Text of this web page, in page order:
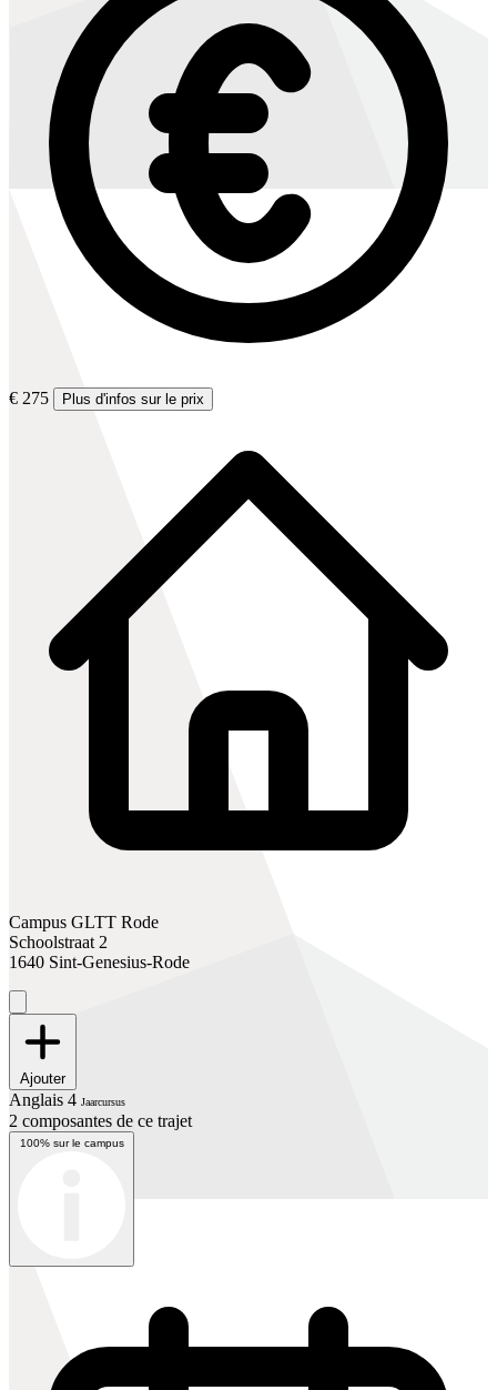
€ 275 Plus d'infos sur le prix
Campus GLTT Rode
Schoolstraat 2
1640 Sint-Genesius-Rode
Ajouter
Anglais 4 Jaarcursus
2 composantes de ce trajet
100% sur le campus